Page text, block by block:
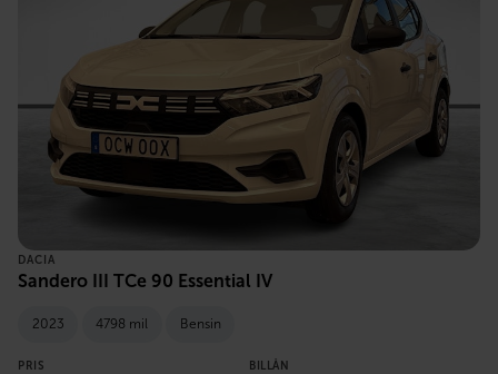
DACIA
Sandero III TCe 90 Essential IV
2023 4798 mil Bensin
PRIS BILLÅN